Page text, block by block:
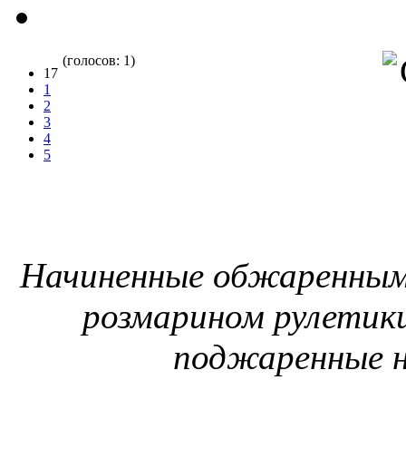
17
1
2
3
4
5
(голосов: 1)
Начиненные
розмарином
поджаренные